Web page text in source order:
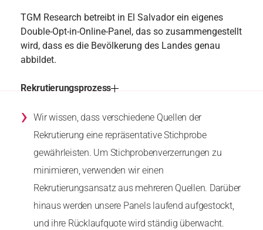
TGM Research betreibt in El Salvador ein eigenes
Double-Opt-in-Online-Panel, das so zusammengestellt
wird, dass es die Bevölkerung des Landes genau
abbildet.
Rekrutierungsprozess
› Wir wissen, dass verschiedene Quellen der
Rekrutierung eine repräsentative Stichprobe
gewährleisten. Um Stichprobenverzerrungen zu
minimieren, verwenden wir einen
Rekrutierungsansatz aus mehreren Quellen. Darüber
hinaus werden unsere Panels laufend aufgestockt,
und ihre Rücklaufquote wird ständig überwacht.